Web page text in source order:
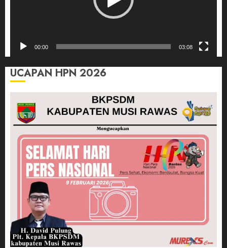
00:00 03:08
UCAPAN HPN 2026